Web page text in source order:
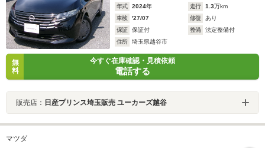
年式
2024年 走行 1.3万km
車検
'27/07 修復
あり
保証
保証付 整備
法定整備付
住所
埼玉県越谷市
無
料
今すぐ在庫確認・見積依頼
電話する
販売店： 日産プリンス埼玉販売 ユーカーズ越谷
マツダ